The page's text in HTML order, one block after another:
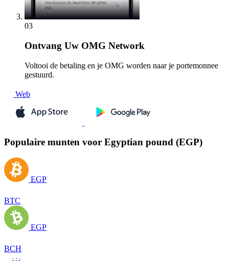
03
Ontvang Uw OMG Network
Voltooi de betaling en je OMG worden naar je portemonnee
gestuurd.
Web
Populaire munten voor Egyptian pound (EGP)
EGP
BTC
EGP
BCH